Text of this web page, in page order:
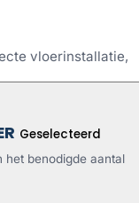
vloerinstallatie,
Geselecteerd
het benodigde aantal